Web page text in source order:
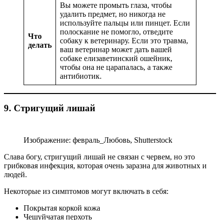
Что
делать
Вы можете промыть глаза, чтобы
удалить предмет, но никогда не
используйте пальцы или пинцет. Если
полоскание не помогло, отведите
собаку к ветеринару. Если это травма,
ваш ветеринар может дать вашей
собаке елизаветинский ошейник,
чтобы она не царапалась, а также
антибиотик.
9. Стригущий лишай
Изображение: февраль_Любовь, Shutterstock
Слава богу, стригущий лишай не связан с червем, но это
грибковая инфекция, которая очень заразна для животных и
людей.
Некоторые из симптомов могут включать в себя:
Покрытая коркой кожа
Чешуйчатая перхоть